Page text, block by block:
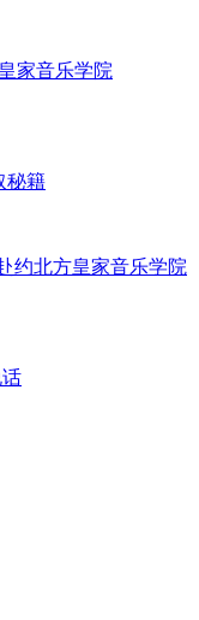
家音乐学院
秘籍
约北方皇家音乐学院